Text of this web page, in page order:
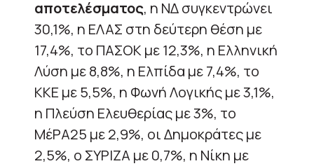
αποτελέσματος, η ΝΔ συγκεντρώνει
30,1%, η ΕΛΑΣ στη δεύτερη θέση με
17,4%, το ΠΑΣΟΚ με 12,3%, η Ελληνική
Λύση με 8,8%, η Ελπίδα με 7,4%, το
ΚΚΕ με 5,5%, η Φωνή Λογικής με 3,1%,
η Πλεύση Ελευθερίας με 3%, το
ΜέΡΑ25 με 2,9%, οι Δημοκράτες με
2,5%, ο ΣΥΡΙΖΑ με 0,7%, η Νίκη με